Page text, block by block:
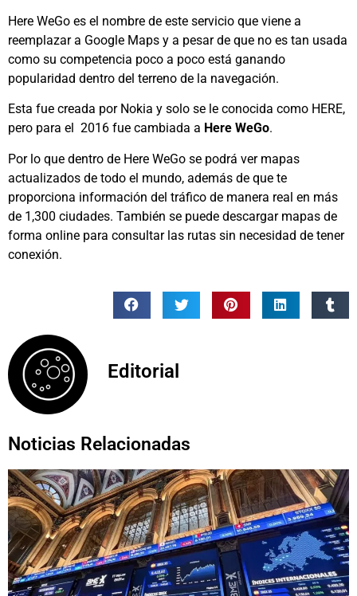
Here WeGo es el nombre de este servicio que viene a
reemplazar a Google Maps y a pesar de que no es tan usada
como su competencia poco a poco está ganando
popularidad dentro del terreno de la navegación.
Esta fue creada por Nokia y solo se le conocida como HERE,
pero para el 2016 fue cambiada a Here WeGo.
Por lo que dentro de Here WeGo se podrá ver mapas
actualizados de todo el mundo, además de que te
proporciona información del tráfico de manera real en más
de 1,300 ciudades. También se puede descargar mapas de
forma online para consultar las rutas sin necesidad de tener
conexión.
Editorial
Noticias Relacionadas